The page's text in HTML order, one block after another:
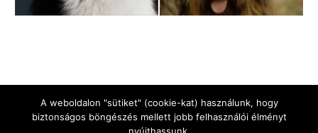
A weboldalon "sütiket" (cookie-kat) használunk, hogy
biztonságos böngészés mellett jobb felhasználói élményt